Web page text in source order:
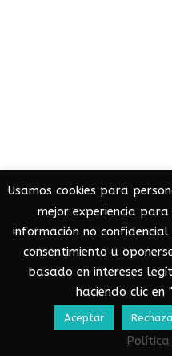
| Funciona gracias a
Usamos cookies para
mejor experiencia
información no
consentimiento u
basado en intereses
haciendo clic en
Aceptar
Política